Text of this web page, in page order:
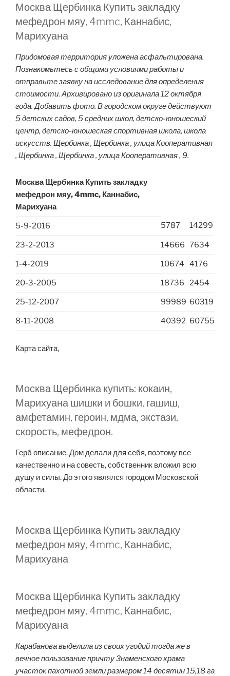
Москва Щербинка Купить закладку
мефедрон мяу, 4mmc, Каннабис,
Марихуана
Придомовая территория уложена асфальтирована.
Познакомьтесь с общими условиями работы и
отправьте заявку на исследование для определения
стоимости. Архивировано из оригинала 12 октября
года. Добавить фото. В городском округе действуют
5 детских садов, 5 средних школ, детско-юношеский
центр, детско-юношеская спортивная школа, школа
искусств. Щербинка , Щербинка , улица Кооперативная
, Щербинка , Щербинка , улица Кооперативная , 9.
Москва Щербинка Купить закладку
мефедрон мяу, 4mmc, Каннабис,
Марихуана
5-9-2016 5787 14299
23-2-2013 14666 7634
1-4-2019 10674 4176
20-3-2005 18736 2454
25-12-2007 99989 60319
8-11-2008 40392 60755
Карта сайта,
Москва Щербинка купить: кокаин,
Марихуана шишки и бошки, гашиш,
амфетамин, героин, мдма, экстази,
скорость, мефедрон.
Герб описание. Дом делали для себя, поэтому все
качественно и на совесть, собственник вложил всю
душу и силы. До этого являлся городом Московской
области.
Москва Щербинка Купить закладку
мефедрон мяу, 4mmc, Каннабис,
Марихуана
Москва Щербинка Купить закладку
мефедрон мяу, 4mmc, Каннабис,
Марихуана
Карабанова выделила из своих угодий тогда же в
вечное пользование причту Знаменского храма
участок пахотной земли размером 14 десятин 15,18 га